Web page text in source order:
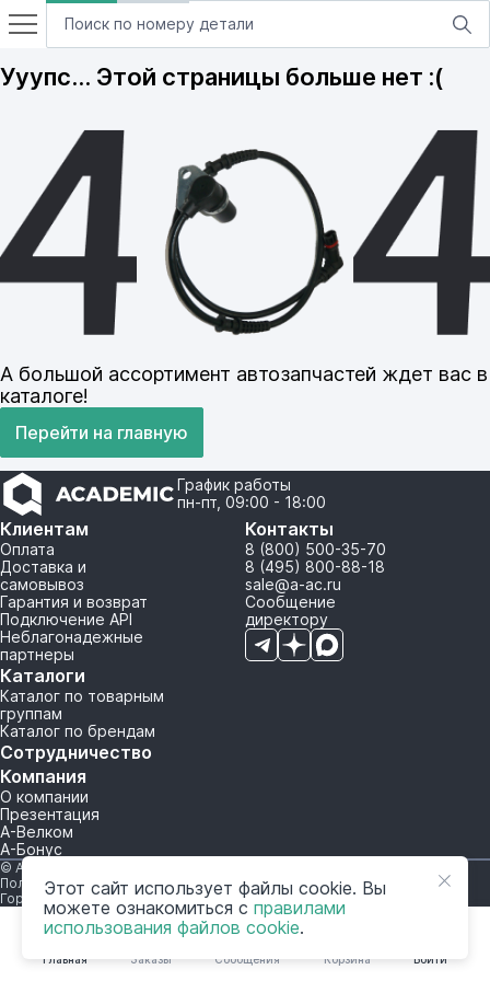
Главная Войти
Заказы Сообщения Корзина
Ууупс… Этой страницы больше нет :(
А большой ассортимент автозапчастей ждет вас в
каталоге!
Перейти на главную
График работы
пн-пт, 09:00 - 18:00
Клиентам
Оплата
Доставка и
самовывоз
Гарантия и возврат
Подключение API
Неблагонадежные
партнеры
Каталоги
Каталог по товарным
группам
Каталог по брендам
Сотрудничество
Компания
О компании
Презентация
А-Велком
А-Бонус
Контакты
8 (800) 500-35-70
8 (495) 800-88-18
sale@a-ac.ru
Сообщение
директору
© A-AC.RU 2015-2026. Все права защищены.
Политика обработки персональных данных
Горячая линия корпоративного регулирования и контроля
Этот сайт использует файлы cookie. Вы
можете ознакомиться с правилами
использования файлов cookie.